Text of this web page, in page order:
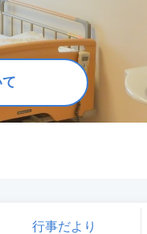
行事だより